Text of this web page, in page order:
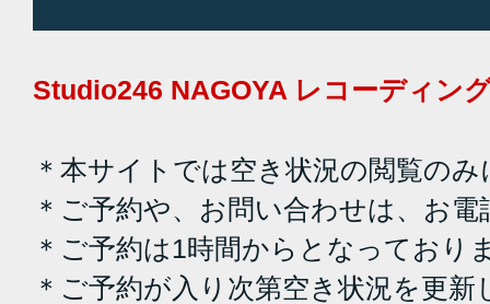
Studio246 NAGOYA レコーディン
＊本サイトでは空き状況の閲覧の
＊ご予約や、お問い合わせは、お
＊ご予約は1時間からとなっており
＊ご予約が入り次第空き状況を更